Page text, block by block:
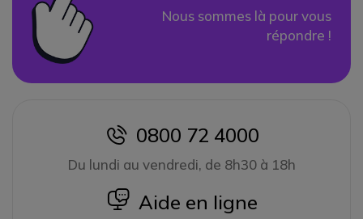
Nous sommes là pour vous
répondre !
icon
0800 72 4000
Du lundi au vendredi, de 8h30 à 18h
icon
Aide en ligne